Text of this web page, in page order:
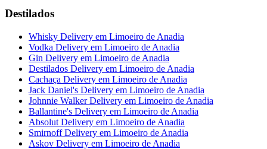
Destilados
Whisky Delivery em Limoeiro de Anadia
Vodka Delivery em Limoeiro de Anadia
Gin Delivery em Limoeiro de Anadia
Destilados Delivery em Limoeiro de Anadia
Cachaça Delivery em Limoeiro de Anadia
Jack Daniel's Delivery em Limoeiro de Anadia
Johnnie Walker Delivery em Limoeiro de Anadia
Ballantine's Delivery em Limoeiro de Anadia
Absolut Delivery em Limoeiro de Anadia
Smirnoff Delivery em Limoeiro de Anadia
Askov Delivery em Limoeiro de Anadia